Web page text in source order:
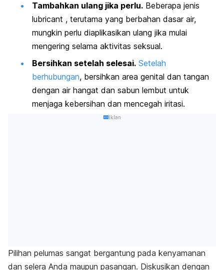
Tambahkan ulang jika perlu. Beberapa jenis
lubricant , terutama yang berbahan dasar air,
mungkin perlu diaplikasikan ulang jika mulai
mengering selama aktivitas seksual.
Bersihkan setelah selesai. Setelah
berhubungan, bersihkan area genital dan tangan
dengan air hangat dan sabun lembut untuk
menjaga kebersihan dan mencegah iritasi.
Iklan
Pilihan pelumas sangat bergantung pada kenyamanan
dan selera Anda maupun pasangan. Diskusikan dengan